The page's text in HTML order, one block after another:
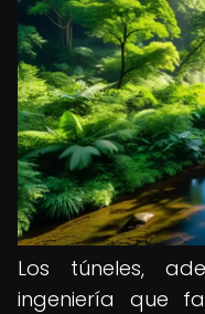
Los túneles,
ingeniería que